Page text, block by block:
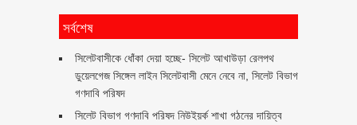
সর্বশেষ
‎সিলেটবাসীকে ধোঁকা দেয়া হচ্ছে- সিলেট আখাউড়া রেলপথ
ডুয়েলগেজ সিঙ্গেল লাইন সিলেটবাসী মেনে নেবে না, সিলেট বিভাগ
গণদাবি পরিষদ
সিলেট বিভাগ গণদাবি পরিষদ নিউইয়র্ক শাখা গঠনের দায়িত্ব